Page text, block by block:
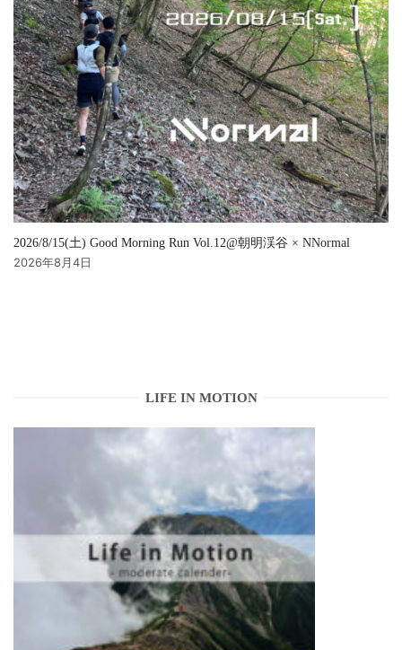
2026/8/15(土) Good Morning Run Vol.12@朝明渓谷 × NNormal
2026年8月4日
LIFE IN MOTION